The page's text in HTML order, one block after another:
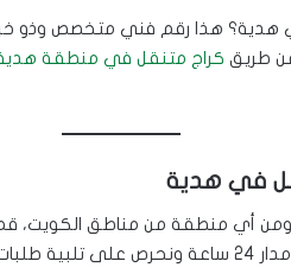
هذا رقم فني متخصص وذو
كراج متنقل في منطقة
في هدية
وقت ممكن.